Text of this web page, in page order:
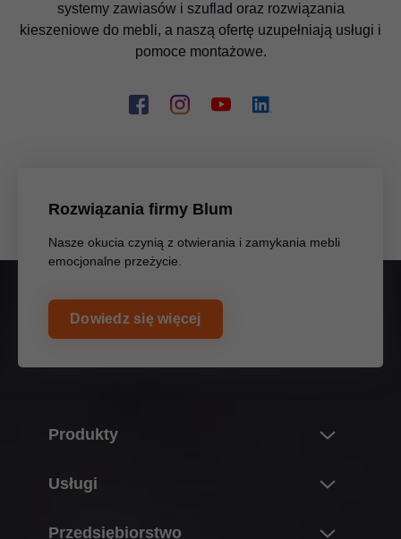
systemy zawiasów i szuflad oraz rozwiązania
kieszeniowe do mebli, a naszą ofertę uzupełniają usługi i
pomoce montażowe.
Rozwiązania firmy Blum
Nasze okucia czynią z otwierania i zamykania mebli
emocjonalne przeżycie.
Dowiedz się więcej
Produkty
Systemy podnośników do szafek
Usługi
Przedsiębiorstwo